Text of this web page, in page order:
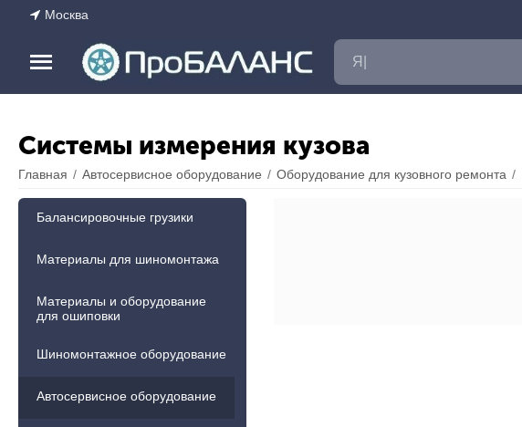
Москва
Системы измерения кузова
Главная / Автосервисное оборудование / Оборудование для кузовного ремонта /
Балансировочные грузики
Материалы для шиномонтажа
Материалы и оборудование
для ошиповки
Шиномонтажное оборудование
Автосервисное оборудование